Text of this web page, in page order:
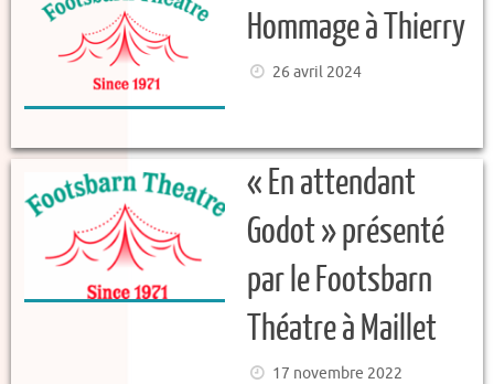
Hommage à Thierry
26 avril 2024
« En attendant
Godot » présenté
par le Footsbarn
Théatre à Maillet
17 novembre 2022